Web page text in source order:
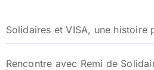
Solidaires et VISA, une histoire
Rencontre avec Remi de